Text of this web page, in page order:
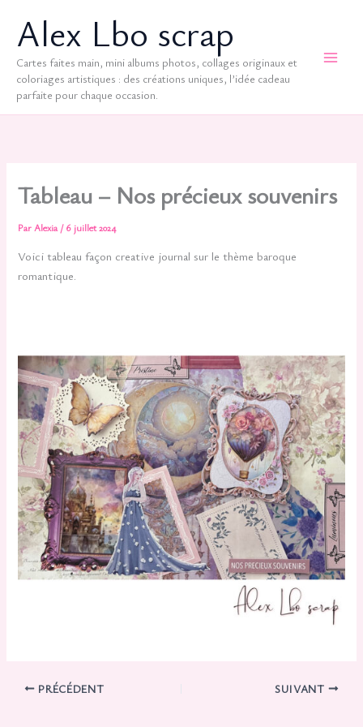
contenuAlex Lbo scrap
Cartes faites main, mini albums photos, collages originaux et
coloriages artistiques : des créations uniques, l’idée cadeau
parfaite pour chaque occasion.
Tableau – Nos précieux souvenirs
ParAlexia /6 juillet 2024
Voici tableau façon creative journal sur le thème baroque
romantique.
PRÉCÉDENT SUIVANT